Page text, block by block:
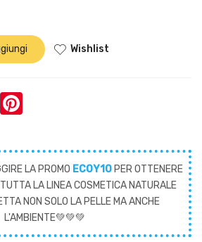
Wishlist
Telegram
LA PROMO ECOY10 PER OTTENERE
LA LINEA COSMETICA NATURALE
NON SOLO LA PELLE MA ANCHE
L'AMBIENTE💚💚💚